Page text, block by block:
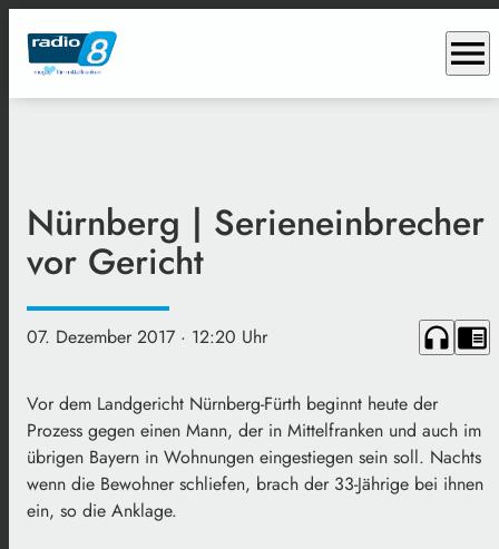
menu
Nürnberg | Serieneinbrecher
vor Gericht
07. Dezember 2017 · 12:20 Uhr headphones chrome_reader_mode
Vor dem Landgericht Nürnberg-Fürth beginnt heute der
Prozess gegen einen Mann, der in Mittelfranken und auch im
übrigen Bayern in Wohnungen eingestiegen sein soll. Nachts
wenn die Bewohner schliefen, brach der 33-Jährige bei ihnen
ein, so die Anklage.